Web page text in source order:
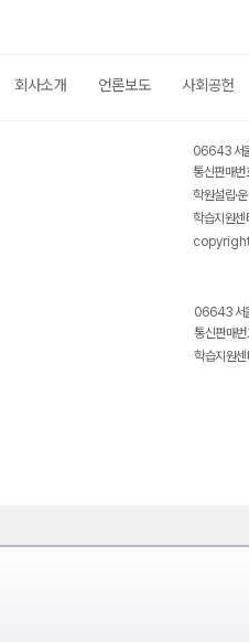
회사소개 언론보도 사회공헌
06643 서
통신판매
학원설립·
학습지원
06643 서
통신판매
학습지원